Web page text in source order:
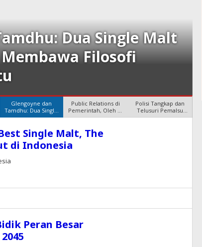
Dua Single Malt
Filosofi
Glengoyne dan
Tamdhu: Dua Single
Malt Skotlan
Public Relations di
Pemerintah, Oleh SS
Budi
Polisi Tangkap dan
Telusuri Pemalsu
Cover Maj
Single Malt, The
di Indonesia
Peran Besar